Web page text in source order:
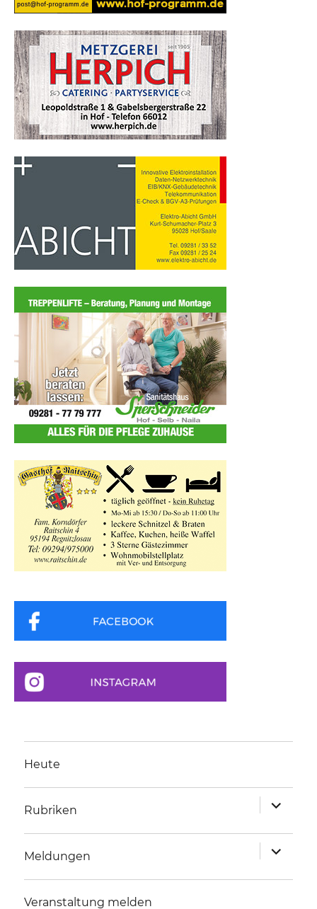
Heute
Rubriken
anzeigen
Meldungen
anzeigen
Veranstaltung melden